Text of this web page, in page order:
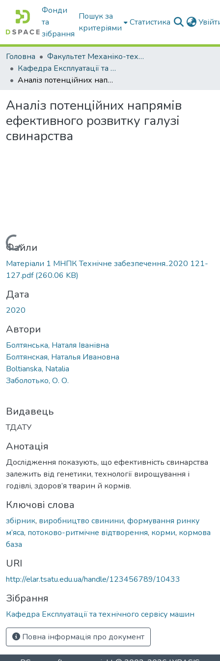
Фонди
та
зібрання
Пошук за
критеріями
Статистика
Головна
Факультет Механіко-технологічний
Кафедра Експлуатації та технічного сервісу машин
Аналіз потенційних напрямів ефективного розвитку галузі свинарства
Аналіз потенційних напрямів
ефективного розвитку галузі
свинарства
Вантажиться...
Файли
Матеріали 1 МНПК Технічне забезпечення..2020 121-
127.pdf(260.06 KB)
Дата
2020
Автори
Болтянська, Наталя Іванівна
Болтянская, Наталья Ивановна
Boltianska, Natalia
Заболотько, О. О.
Видавець
ТДАТУ
Анотація
Дослідження показують, що ефективність свинарства
залежить від генетики, технології вирощування і
годівлі, здоров’я тварин й кормів.
Ключові слова
збірник, виробництво свинини, формування ринку
м’яса, потоково-ритмічне відтворення, корми, кормова
база
URI
http://elar.tsatu.edu.ua/handle/123456789/10433
Зібрання
Кафедра Експлуатації та технічного сервісу машин
Повна інформація про документ